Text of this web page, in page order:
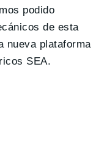
podido
de esta
nueva plataforma
SEA.